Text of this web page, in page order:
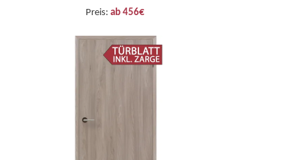
Preis: ab 456€